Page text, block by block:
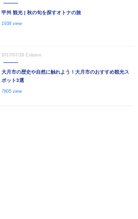
甲州 観光 | 秋の旬を探すオトナの旅
1938 view
2017/07/28 Column
大月市の歴史や自然に触れよう！大月市のおすすめ観光ス
ポット3選
7805 view